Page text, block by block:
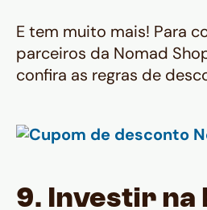
E tem muito mais! Para
parceiros da Nomad
confira as regras de
9. Investir na